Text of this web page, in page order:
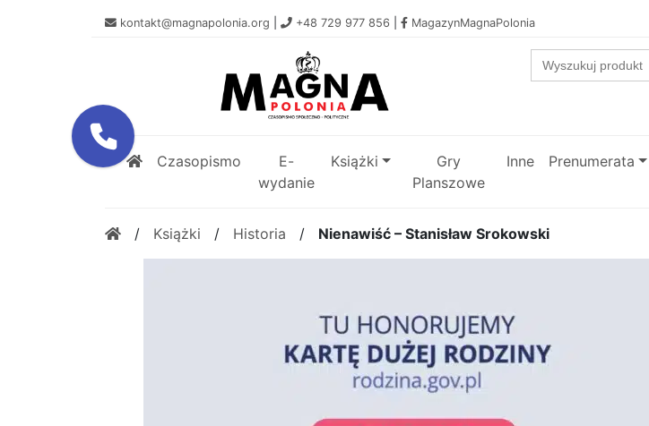
kontakt@magnapolonia.org +48 729 977 856 MagazynMagnaPolonia
Search
for:
Czasopismo
E-
wydanie
Książki
Gry
Planszowe
Inne Prenumerata
/ Książki / Historia / Nienawiść – Stanisław Srokowski